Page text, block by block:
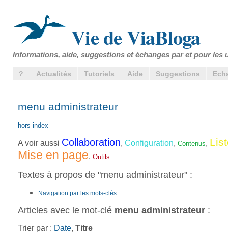
Vie de ViaBloga
Informations, aide, suggestions et échanges par et pour les
? Actualités Tutoriels Aide Suggestions
menu administrateur
hors index
A voir aussi Collaboration, Configuration, Contenus,
Mise en page, Outils
Textes à propos de "menu administrateur" :
Navigation par les mots-clés
Articles avec le mot-clé menu administrateur :
Trier par : Date, Titre